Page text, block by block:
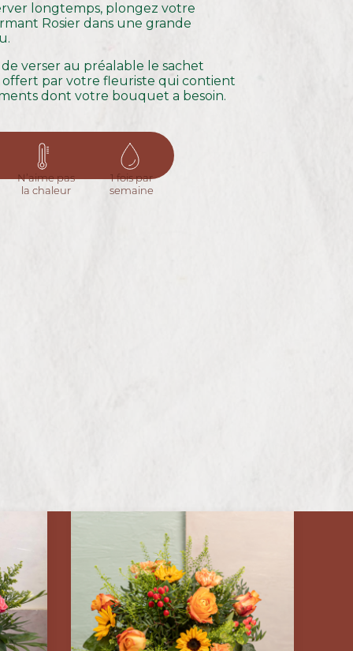
longtemps, plongez votre
Rosier dans une grande
de verser au préalable le sachet
par votre fleuriste qui contient
dont votre bouquet a besoin.
N’aime pas
la chaleur
1 fois par
semaine